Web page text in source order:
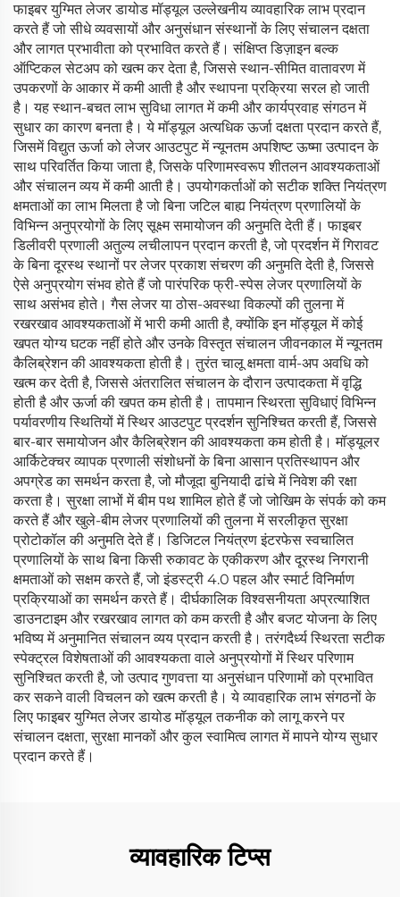
फाइबर युग्मित लेजर डायोड मॉड्यूल उल्लेखनीय व्यावहारिक लाभ प्रदान
करते हैं जो सीधे व्यवसायों और अनुसंधान संस्थानों के लिए संचालन दक्षता
और लागत प्रभावीता को प्रभावित करते हैं। संक्षिप्त डिज़ाइन बल्क
ऑप्टिकल सेटअप को खत्म कर देता है, जिससे स्थान-सीमित वातावरण में
उपकरणों के आकार में कमी आती है और स्थापना प्रक्रिया सरल हो जाती
है। यह स्थान-बचत लाभ सुविधा लागत में कमी और कार्यप्रवाह संगठन में
सुधार का कारण बनता है। ये मॉड्यूल अत्यधिक ऊर्जा दक्षता प्रदान करते हैं,
जिसमें विद्युत ऊर्जा को लेजर आउटपुट में न्यूनतम अपशिष्ट ऊष्मा उत्पादन के
साथ परिवर्तित किया जाता है, जिसके परिणामस्वरूप शीतलन आवश्यकताओं
और संचालन व्यय में कमी आती है। उपयोगकर्ताओं को सटीक शक्ति नियंत्रण
क्षमताओं का लाभ मिलता है जो बिना जटिल बाह्य नियंत्रण प्रणालियों के
विभिन्न अनुप्रयोगों के लिए सूक्ष्म समायोजन की अनुमति देती हैं। फाइबर
डिलीवरी प्रणाली अतुल्य लचीलापन प्रदान करती है, जो प्रदर्शन में गिरावट
के बिना दूरस्थ स्थानों पर लेजर प्रकाश संचरण की अनुमति देती है, जिससे
ऐसे अनुप्रयोग संभव होते हैं जो पारंपरिक फ्री-स्पेस लेजर प्रणालियों के
साथ असंभव होते। गैस लेजर या ठोस-अवस्था विकल्पों की तुलना में
रखरखाव आवश्यकताओं में भारी कमी आती है, क्योंकि इन मॉड्यूल में कोई
खपत योग्य घटक नहीं होते और उनके विस्तृत संचालन जीवनकाल में न्यूनतम
कैलिब्रेशन की आवश्यकता होती है। तुरंत चालू क्षमता वार्म-अप अवधि को
खत्म कर देती है, जिससे अंतरालित संचालन के दौरान उत्पादकता में वृद्धि
होती है और ऊर्जा की खपत कम होती है। तापमान स्थिरता सुविधाएं विभिन्न
पर्यावरणीय स्थितियों में स्थिर आउटपुट प्रदर्शन सुनिश्चित करती हैं, जिससे
बार-बार समायोजन और कैलिब्रेशन की आवश्यकता कम होती है। मॉड्यूलर
आर्किटेक्चर व्यापक प्रणाली संशोधनों के बिना आसान प्रतिस्थापन और
अपग्रेड का समर्थन करता है, जो मौजूदा बुनियादी ढांचे में निवेश की रक्षा
करता है। सुरक्षा लाभों में बीम पथ शामिल होते हैं जो जोखिम के संपर्क को कम
करते हैं और खुले-बीम लेजर प्रणालियों की तुलना में सरलीकृत सुरक्षा
प्रोटोकॉल की अनुमति देते हैं। डिजिटल नियंत्रण इंटरफेस स्वचालित
प्रणालियों के साथ बिना किसी रुकावट के एकीकरण और दूरस्थ निगरानी
क्षमताओं को सक्षम करते हैं, जो इंडस्ट्री 4.0 पहल और स्मार्ट विनिर्माण
प्रक्रियाओं का समर्थन करते हैं। दीर्घकालिक विश्वसनीयता अप्रत्याशित
डाउनटाइम और रखरखाव लागत को कम करती है और बजट योजना के लिए
भविष्य में अनुमानित संचालन व्यय प्रदान करती है। तरंगदैर्ध्य स्थिरता सटीक
स्पेक्ट्रल विशेषताओं की आवश्यकता वाले अनुप्रयोगों में स्थिर परिणाम
सुनिश्चित करती है, जो उत्पाद गुणवत्ता या अनुसंधान परिणामों को प्रभावित
कर सकने वाली विचलन को खत्म करती है। ये व्यावहारिक लाभ संगठनों के
लिए फाइबर युग्मित लेजर डायोड मॉड्यूल तकनीक को लागू करने पर
संचालन दक्षता, सुरक्षा मानकों और कुल स्वामित्व लागत में मापने योग्य सुधार
प्रदान करते हैं।
व्यावहारिक टिप्स